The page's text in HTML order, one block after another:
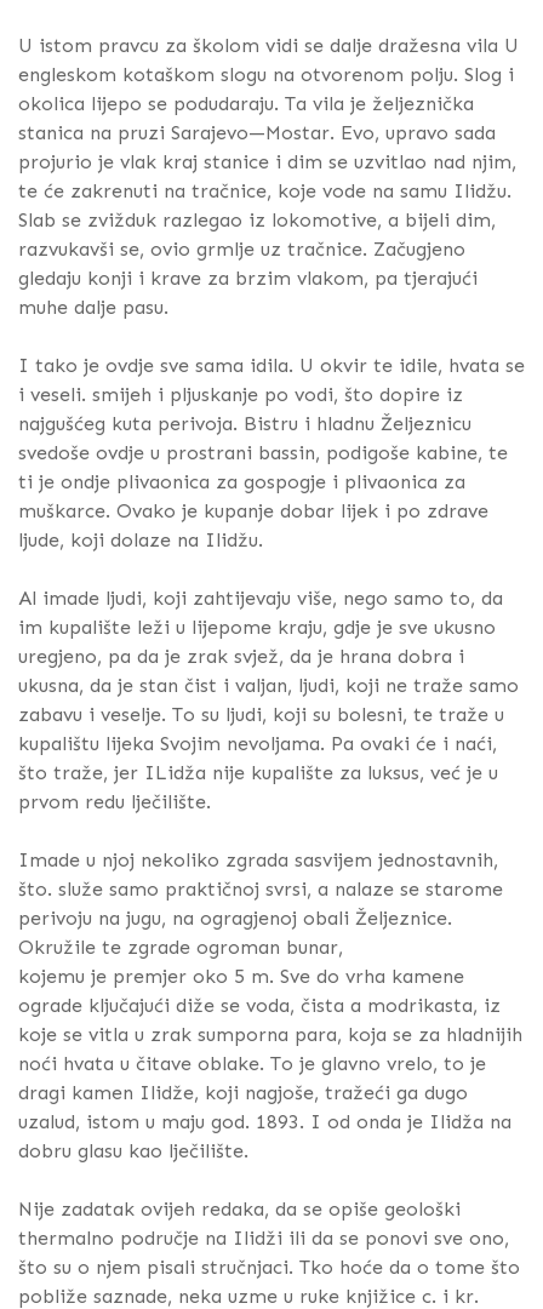
U istom pravcu za školom vidi se dalje dražesna vila U
engleskom kotaškom slogu na otvorenom polju. Slog i
okolica lijepo se podudaraju. Ta vila je željeznička
stanica na pruzi Sarajevo—Mostar. Evo, upravo sada
projurio je vlak kraj stanice i dim se uzvitlao nad njim,
te će zakrenuti na tračnice, koje vode na samu Ilidžu.
Slab se zvižduk razlegao iz lokomotive, a bijeli dim,
razvukavši se, ovio grmlje uz tračnice. Začugjeno
gledaju konji i krave za brzim vlakom, pa tjerajući
muhe dalje pasu.
I tako je ovdje sve sama idila. U okvir te idile, hvata se
i veseli. smijeh i pljuskanje po vodi, što dopire iz
najgušćeg kuta perivoja. Bistru i hladnu Željeznicu
svedoše ovdje u prostrani bassin, podigoše kabine, te
ti je ondje plivaonica za gospogje i plivaonica za
muškarce. Ovako je kupanje dobar lijek i po zdrave
ljude, koji dolaze na Ilidžu.
Al imade ljudi, koji zahtijevaju više, nego samo to, da
im kupalište leži u lijepome kraju, gdje je sve ukusno
uregjeno, pa da je zrak svjež, da je hrana dobra i
ukusna, da je stan čist i valjan, ljudi, koji ne traže samo
zabavu i veselje. To su ljudi, koji su bolesni, te traže u
kupalištu lijeka Svojim nevoljama. Pa ovaki će i naći,
što traže, jer ILidža nije kupalište za luksus, već je u
prvom redu lječilište.
Imade u njoj nekoliko zgrada sasvijem jednostavnih,
što. služe samo praktičnoj svrsi, a nalaze se starome
perivoju na jugu, na ogragjenoj obali Željeznice.
Okružile te zgrade ogroman bunar,
kojemu je premjer oko 5 m. Sve do vrha kamene
ograde ključajući diže se voda, čista a modrikasta, iz
koje se vitla u zrak sumporna para, koja se za hladnijih
noći hvata u čitave oblake. To je glavno vrelo, to je
dragi kamen Ilidže, koji nagjoše, tražeći ga dugo
uzalud, istom u maju god. 1893. I od onda je Ilidža na
dobru glasu kao lječilište.
Nije zadatak ovijeh redaka, da se opiše geološki
thermalno područje na Ilidži ili da se ponovi sve ono,
što su o njem pisali stručnjaci. Tko hoće da o tome što
pobliže saznade, neka uzme u ruke knjižice c. i kr.